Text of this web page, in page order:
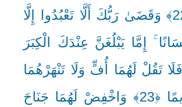
مَذْمُومًا مَخْذُولًا ﴿22﴾ وَقَضَىٰ رَبُّكَ أَلَّا تَعْبُدُوا إِلَّا
إِمَّا يَبْلُغَنَّ عِنْدَكَ الْكِبَرَ
تَقُلْ لَهُمَا أُفٍّ وَلَا تَنْهَرْهُمَا
وَقُلْ لَهُمَا قَوْلًا كَرِيمًا ﴿23﴾ وَاخْفِضْ لَهُمَا جَنَاحَ